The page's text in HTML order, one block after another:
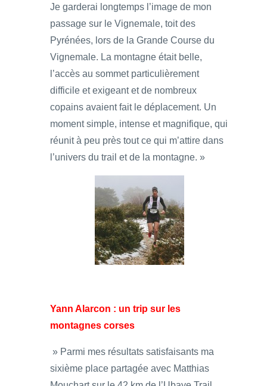
Je garderai longtemps l’image de mon
passage sur le Vignemale, toit des
Pyrénées, lors de la Grande Course du
Vignemale. La montagne était belle,
l’accès au sommet particulièrement
difficile et exigeant et de nombreux
copains avaient fait le déplacement. Un
moment simple, intense et magnifique, qui
réunit à peu près tout ce qui m’attire dans
l’univers du trail et de la montagne. »
Yann Alarcon : un trip sur les
montagnes corses
» Parmi mes résultats satisfaisants ma
sixième place partagée avec Matthias